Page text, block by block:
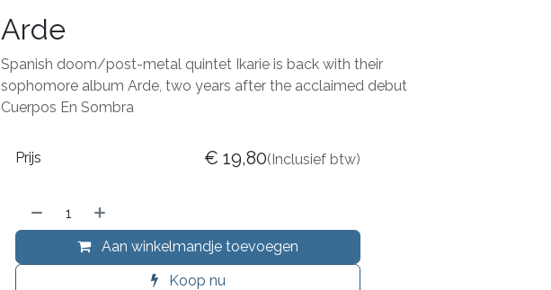
Arde
Spanish doom/post-metal quintet Ikarie is back with their
sophomore album Arde, two years after the acclaimed debut
Cuerpos En Sombra
Aan winkelmandje toevoegen
Koop nu
Prijs € 19,80(Inclusief btw)